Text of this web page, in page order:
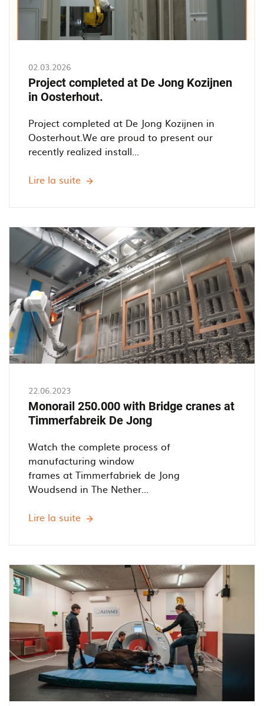
02.03.2026
Project completed at De Jong Kozijnen
in Oosterhout.
Project completed at De Jong Kozijnen in
Oosterhout.We are proud to present our
recently realized install...
Lire la suite Project
Jong
Kozijnen
in
Oosterhout.
22.06.2023
Monorail 250.000 with Bridge cranes at
Timmerfabreik De Jong
Watch the complete process of
manufacturing window
frames at Timmerfabriek de Jong
Woudsend in The Nether...
Lire la suite Monorail
cranes
at
Timmerfabreik
De
Jong